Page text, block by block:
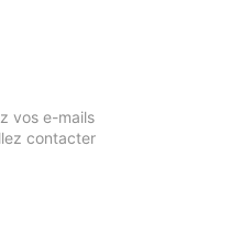
vos e-mails
contacter